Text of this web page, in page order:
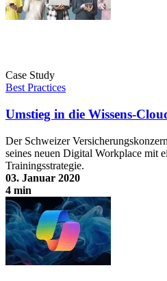
Case Study
Best Practices
Umstieg in die Wissens-
Der Schweizer
seines neuen Digital Workplace mit
Trainingsstrategie.
03. Januar 2020
4 min
Umstieg in die Wissens-Cloud